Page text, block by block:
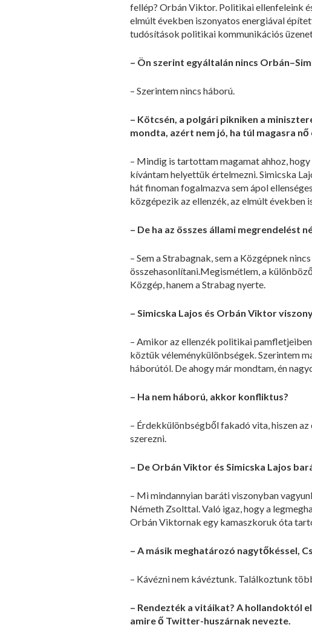
fellép? Orbán Viktor. Politikai ellenfeleink
elmúlt években iszonyatos energiával
tudósítások politikai kommunikációs
– Ön szerint egyáltalán nincs
– Szerintem nincs háború.
– Kötcsén, a polgári pikniken a
mondta, azért nem jó, ha túl magasra
– Mindig is tartottam magamat ahhoz,
kívántam helyettük értelmezni. Simicska
hát finoman fogalmazva sem ápol
közgépezik az ellenzék, az elmúlt években
– De ha az összes állami megrendelést
– Sem a Strabagnak, sem a Közgépnek
összehasonlítani.Megismétlem, a
Közgép, hanem a Strabag nyerte.
– Simicska Lajos és Orbán Viktor
– Amikor az ellenzék politikai
köztük véleménykülönbségek. Szerintem
háborútól. De ahogy már mondtam, én
– Ha nem háború, akkor konfliktus?
– Érdekkülönbségből fakadó vita, hiszen
szerezni.
– De Orbán Viktor és Simicska Lajos
– Mi mindannyian baráti viszonyban
Németh Zsolttal. Való igaz, hogy a
Orbán Viktornak egy kamaszkoruk óta
– A másik meghatározó nagytőkéssel,
– Kávézni nem kávéztunk. Találkoztunk
– Rendezték a vitáikat? A hollandoktól
amire ő Twitter-huszárnak nevezte.